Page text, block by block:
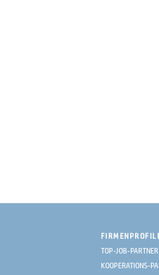
TOP-JOB-PARTNER
KOOPERATIONS-